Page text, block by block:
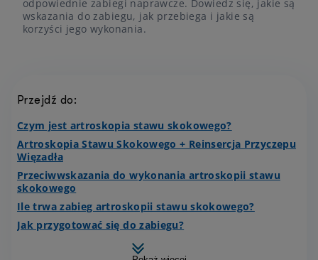
odpowiednie zabiegi naprawcze. Dowiedz się, jakie są
wskazania do zabiegu, jak przebiega i jakie są
korzyści jego wykonania.
Przejdź do:
Czym jest artroskopia stawu skokowego?
Artroskopia Stawu Skokowego + Reinsercja Przyczepu
Więzadła
Przeciwwskazania do wykonania artroskopii stawu
skokowego
Ile trwa zabieg artroskopii stawu skokowego?
Jak przygotować się do zabiegu?